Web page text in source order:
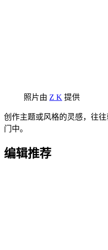
照片由 Z K 提供
创作主题或风格的灵感，往
门中。
编辑推荐